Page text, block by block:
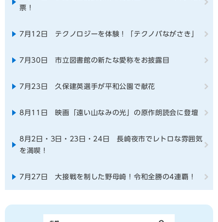
票！
7月12日 テクノロジーを体験！「テクノバながさき」
7月30日 市立図書館の新たな愛称をお披露目
7月23日 久保建英選手が平和公園で献花
8月11日 映画「遠い山なみの光」の原作朗読会に登壇
8月2日・3日・23日・24日 長崎夜市でレトロな雰囲気
を満喫！
7月27日 大接戦を制した野母崎！令和全勝の4連覇！